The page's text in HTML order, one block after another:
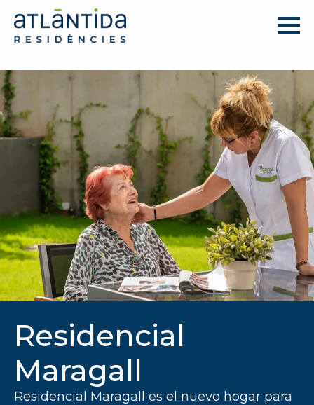
Residencial
Maragall
Residencial Maragall es el nuevo hogar para